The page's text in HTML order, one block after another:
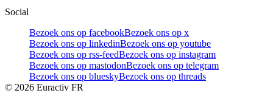
Social
Bezoek ons op facebookBezoek ons op x
Bezoek ons op linkedinBezoek ons op youtube
Bezoek ons op rss-feedBezoek ons op instagram
Bezoek ons op mastodonBezoek ons op telegram
Bezoek ons op blueskyBezoek ons op threads
© 2026 Euractiv FR